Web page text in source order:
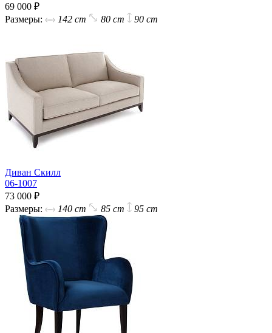
69 000 ₽
Размеры:
142 cm 80 cm 90 cm
Диван Скилл
06-1007
73 000 ₽
Размеры:
140 cm 85 cm 95 cm